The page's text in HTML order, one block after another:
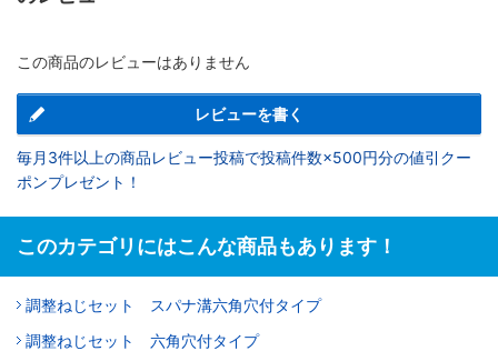
この商品のレビューはありません
レビューを書く
毎月3件以上の商品レビュー投稿で投稿件数×500円分の値引クー
ポンプレゼント！
このカテゴリにはこんな商品もあります！
調整ねじセット スパナ溝六角穴付タイプ
調整ねじセット 六角穴付タイプ